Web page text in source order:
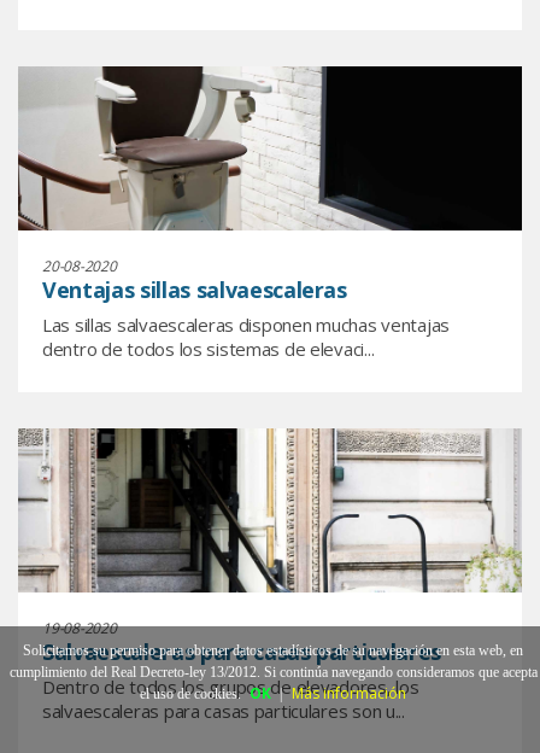
20-08-2020
Ventajas sillas salvaescaleras
Las sillas salvaescaleras disponen muchas ventajas
dentro de todos los sistemas de elevaci...
19-08-2020
Salvaescaleras para casas particulares
Dentro de todos los grupos de elevadores, los
salvaescaleras para casas particulares son u...
Solicitamos su permiso para obtener datos estadísticos de su navegación en esta web, en
cumplimiento del Real Decreto-ley 13/2012. Si continúa navegando consideramos que acepta
el uso de cookies. OK | Más información